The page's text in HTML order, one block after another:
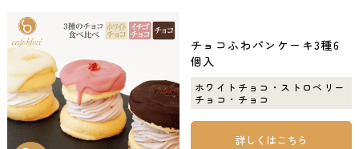
チョコふわパンケーキ3種6
個入
ホワイトチョコ・ストロベリー
チョコ・チョコ
詳しくはこちら